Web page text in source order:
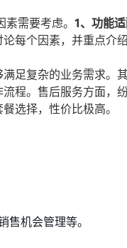
需要考虑。 1、功能
每个因素，并重点介
足复杂的业务需求。
程。售后服务方面，
选择，性价比极高。
机会管理等。